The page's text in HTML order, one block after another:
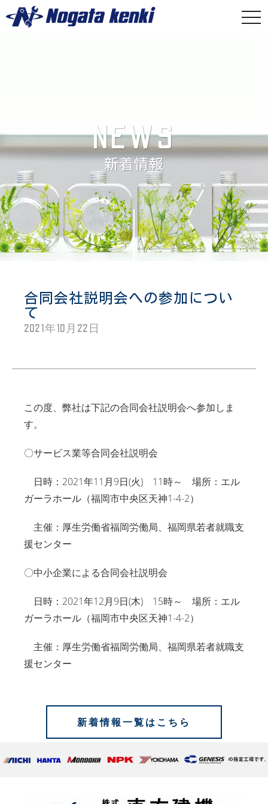
NEWS
新着情報
合同会社説明会への参加につい
て
2021年10月22日
この度、弊社は下記の合同会社説明会へ参加しま
す。
〇サービス業等合同会社説明会
日時：2021年11月9日(火) 11時～ 場所：エル
ガーラホール（福岡市中央区天神1-4-2）
主催：厚生労働省福岡労働局、福岡県若者就職支
援センター
〇中小企業による合同会社説明会
日時：2021年12月9日(木) 15時～ 場所：エル
ガーラホール（福岡市中央区天神1-4-2）
主催：厚生労働省福岡労働局、福岡県若者就職支
援センター
新着情報一覧はこちら